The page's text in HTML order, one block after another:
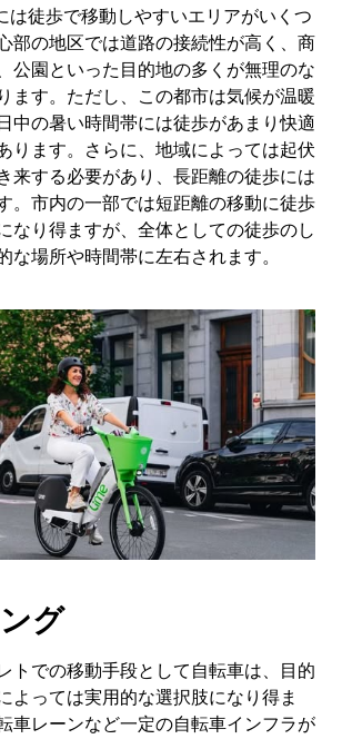
は徒歩で移動しやすいエリアがいくつ
部の地区では道路の接続性が高く、商
公園といった目的地の多くが無理のな
ます。ただし、この都市は気候が温暖
中の暑い時間帯には徒歩があまり快適
ります。さらに、地域によっては起伏
来する必要があり、長距離の徒歩には
。市内の一部では短距離の移動に徒歩
なり得ますが、全体としての徒歩のし
な場所や時間帯に左右されます。
グ
トでの移動手段として自転車は、目的
よっては実用的な選択肢になり得ま
車レーンなど一定の自転車インフラが